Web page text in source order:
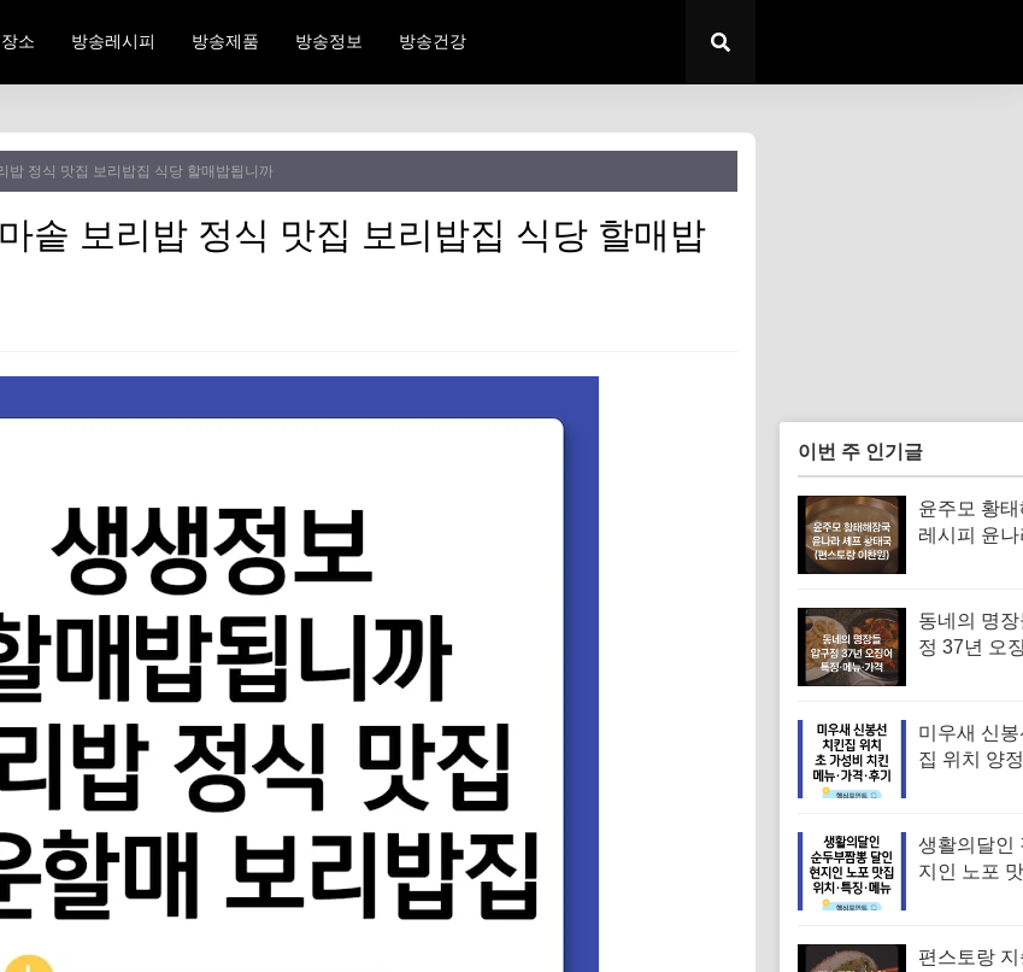
소 방송레시피 방송제품 방송정보 방송건강
밥 정식 맛집 보리밥집 식당 할매밥됩니까
솥 보리밥 정식 맛집 보리밥집 식당 할매밥
이번 주 인기글
윤주모 황
레시피 윤
동네의 명
정 37년 오
음 특징·메
미우새 신
집 위치 양
기
생활의달인
지인 노포
격
편스토랑